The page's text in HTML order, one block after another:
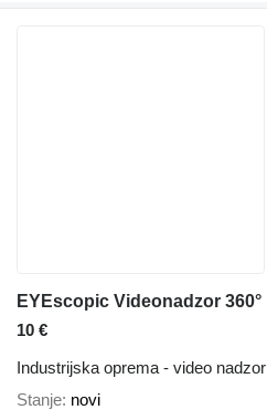
EYEscopic Videonadzor 360°
10 €
Industrijska oprema - video nadzor
Stanje novi